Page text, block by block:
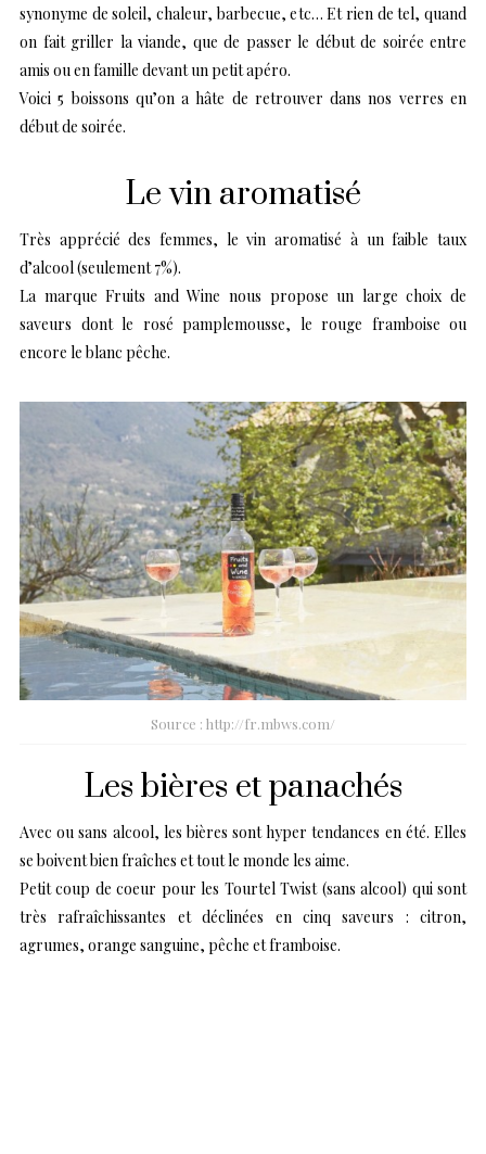
synonyme de soleil, chaleur, barbecue, etc… Et rien de tel, quand
on fait griller la viande, que de passer le début de soirée entre
amis ou en famille devant un petit apéro.
Voici 5 boissons qu’on a hâte de retrouver dans nos verres en
début de soirée.
Le vin aromatisé
Très apprécié des femmes, le vin aromatisé à un faible taux
d’alcool (seulement 7%).
La marque Fruits and Wine nous propose un large choix de
saveurs dont le rosé pamplemousse, le rouge framboise ou
encore le blanc pêche.
Source : http://fr.mbws.com/
Les bières et panachés
Avec ou sans alcool, les bières sont hyper tendances en été. Elles
se boivent bien fraîches et tout le monde les aime.
Petit coup de coeur pour les Tourtel Twist (sans alcool) qui sont
très rafraîchissantes et déclinées en cinq saveurs : citron,
agrumes, orange sanguine, pêche et framboise.